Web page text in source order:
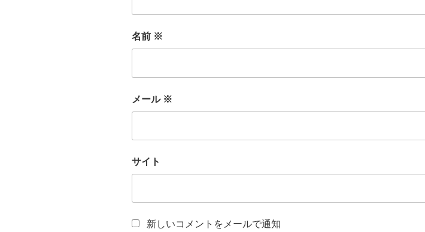
名前 ※
メール ※
サイト
新しいコメントをメールで通知